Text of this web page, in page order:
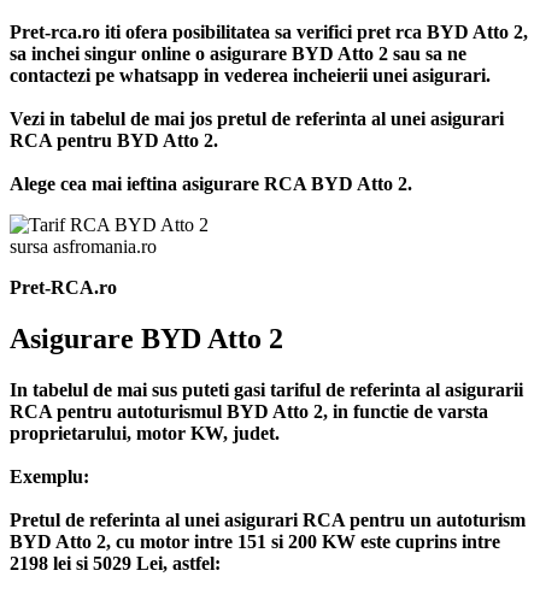
Pret-rca.ro iti ofera posibilitatea sa verifici pret rca BYD Atto 2,
sa inchei singur online o asigurare BYD Atto 2 sau sa ne
contactezi pe whatsapp in vederea incheierii unei asigurari.
Vezi in tabelul de mai jos pretul de referinta al unei asigurari
RCA pentru BYD Atto 2.
Alege cea mai ieftina asigurare RCA BYD Atto 2.
sursa asfromania.ro
Pret-RCA.ro
Asigurare BYD Atto 2
In tabelul de mai sus puteti gasi tariful de referinta al asigurarii
RCA pentru autoturismul BYD Atto 2, in functie de varsta
proprietarului, motor KW, judet.
Exemplu:
Pretul de referinta al unei asigurari RCA pentru un autoturism
BYD Atto 2, cu motor intre 151 si 200 KW este cuprins intre
2198 lei si 5029 Lei, astfel: